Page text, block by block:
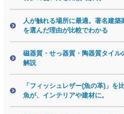
人が触れる場所に最適。著名建築
を選んだ理由が比較でわかる
磁器質・せっ器質・陶器質タイ
解説
「フィッシュレザー(魚の革)」を
魚が、インテリアや建材に。